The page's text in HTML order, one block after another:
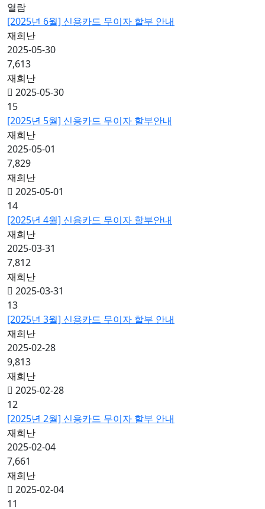
열람
[2025년 6월] 신용카드 무이자 할부 안내
재희난
2025-05-30
7,613
재희난
2025-05-30
15
[2025년 5월] 신용카드 무이자 할부안내
재희난
2025-05-01
7,829
재희난
2025-05-01
14
[2025년 4월] 신용카드 무이자 할부안내
재희난
2025-03-31
7,812
재희난
2025-03-31
13
[2025년 3월] 신용카드 무이자 할부 안내
재희난
2025-02-28
9,813
재희난
2025-02-28
12
[2025년 2월] 신용카드 무이자 할부 안내
재희난
2025-02-04
7,661
재희난
2025-02-04
11